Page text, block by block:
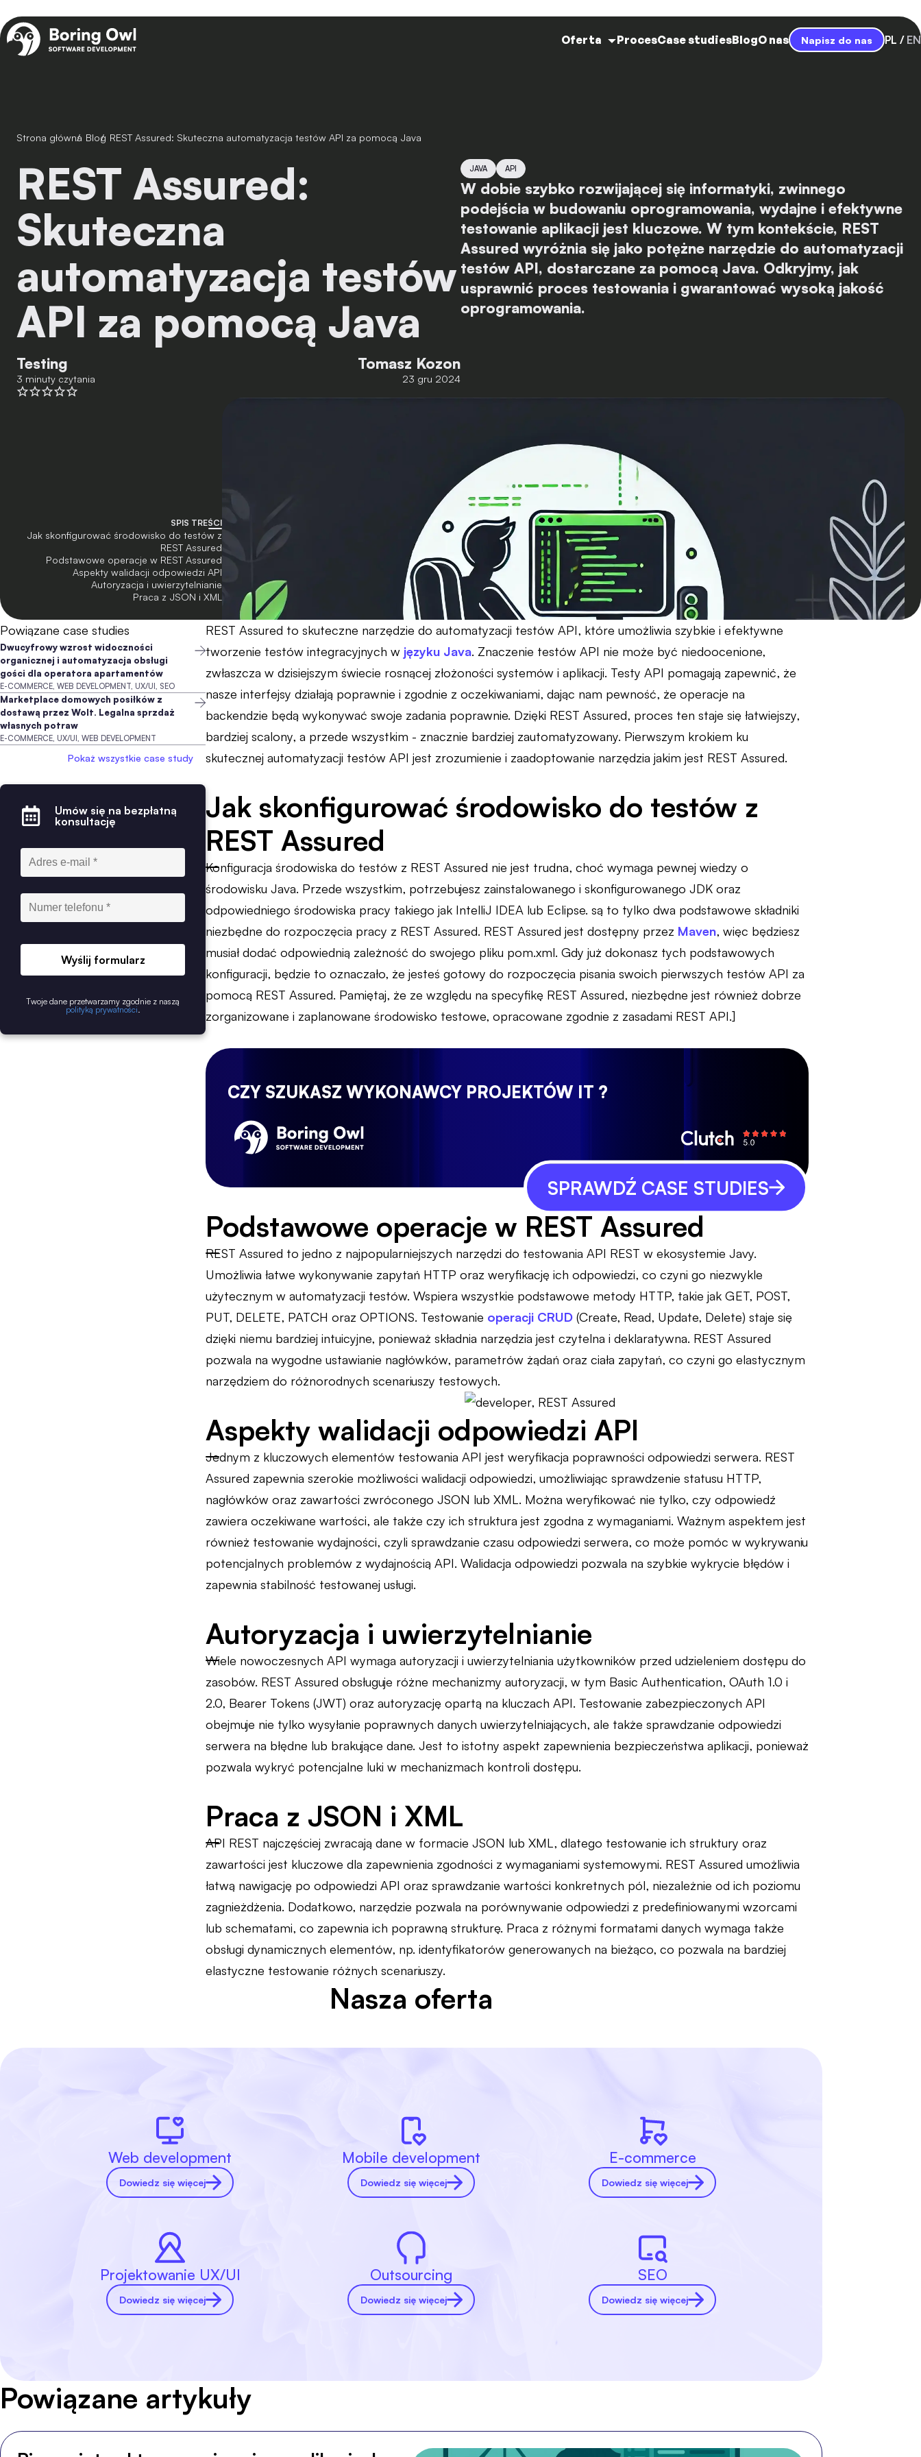
Oferta ProcesCase studiesBlogO nas Napisz do nas PL EN
Strona główna
/ Blog
/ REST Assured: Skuteczna automatyzacja testów API za pomocą Java
REST Assured:
Skuteczna
automatyzacja testów
API za pomocą Java
Testing
3 minuty czytania
Tomasz Kozon
23 gru 2024
JAVA API
W dobie szybko rozwijającej się informatyki, zwinnego
podejścia w budowaniu oprogramowania, wydajne i efektywne
testowanie aplikacji jest kluczowe. W tym kontekście, REST
Assured wyróżnia się jako potężne narzędzie do automatyzacji
testów API, dostarczane za pomocą Java. Odkryjmy, jak
usprawnić proces testowania i gwarantować wysoką jakość
oprogramowania.
SPIS TREŚCI
Jak skonfigurować środowisko do testów z
REST Assured
Podstawowe operacje w REST Assured
Aspekty walidacji odpowiedzi API
Autoryzacja i uwierzytelnianie
Praca z JSON i XML
Powiązane case studies
Dwucyfrowy wzrost widoczności
organicznej i automatyzacja obsługi
gości dla operatora apartamentów
E-COMMERCE, WEB DEVELOPMENT, UX/UI, SEO
Marketplace domowych posiłków z
dostawą przez Wolt. Legalna sprzdaż
własnych potraw
E-COMMERCE, UX/UI, WEB DEVELOPMENT
Pokaż wszystkie case study
Umów się na bezpłatną
konsultację
Wyślij formularz
Twoje dane przetwarzamy zgodnie z naszą
polityką prywatności
REST Assured to skuteczne narzędzie do automatyzacji testów API, które umożliwia szybkie i efektywne
tworzenie testów integracyjnych w języku Java. Znaczenie testów API nie może być niedoocenione,
zwłaszcza w dzisiejszym świecie rosnącej złożoności systemów i aplikacji. Testy API pomagają zapewnić, że
nasze interfejsy działają poprawnie i zgodnie z oczekiwaniami, dając nam pewność, że operacje na
backendzie będą wykonywać swoje zadania poprawnie. Dzięki REST Assured, proces ten staje się łatwiejszy,
bardziej scalony, a przede wszystkim - znacznie bardziej zautomatyzowany. Pierwszym krokiem ku
skutecznej automatyzacji testów API jest zrozumienie i zaadoptowanie narzędzia jakim jest REST Assured.
Jak skonfigurować środowisko do testów z
REST Assured
Konfiguracja środowiska do testów z REST Assured nie jest trudna, choć wymaga pewnej wiedzy o
środowisku Java. Przede wszystkim, potrzebujesz zainstalowanego i skonfigurowanego JDK oraz
odpowiedniego środowiska pracy takiego jak IntelliJ IDEA lub Eclipse. są to tylko dwa podstawowe składniki
niezbędne do rozpoczęcia pracy z REST Assured. REST Assured jest dostępny przez Maven, więc będziesz
musiał dodać odpowiednią zależność do swojego pliku pom.xml. Gdy już dokonasz tych podstawowych
konfiguracji, będzie to oznaczało, że jesteś gotowy do rozpoczęcia pisania swoich pierwszych testów API za
pomocą REST Assured. Pamiętaj, że ze względu na specyfikę REST Assured, niezbędne jest również dobrze
zorganizowane i zaplanowane środowisko testowe, opracowane zgodnie z zasadami REST API.]
CZY SZUKASZ WYKONAWCY PROJEKTÓW IT ?
SPRAWDŹ CASE STUDIES
Podstawowe operacje w REST Assured
REST Assured to jedno z najpopularniejszych narzędzi do testowania API REST w ekosystemie Javy.
Umożliwia łatwe wykonywanie zapytań HTTP oraz weryfikację ich odpowiedzi, co czyni go niezwykle
użytecznym w automatyzacji testów. Wspiera wszystkie podstawowe metody HTTP, takie jak GET, POST,
PUT, DELETE, PATCH oraz OPTIONS. Testowanie operacji CRUD (Create, Read, Update, Delete) staje się
dzięki niemu bardziej intuicyjne, ponieważ składnia narzędzia jest czytelna i deklaratywna. REST Assured
pozwala na wygodne ustawianie nagłówków, parametrów żądań oraz ciała zapytań, co czyni go elastycznym
narzędziem do różnorodnych scenariuszy testowych.
Aspekty walidacji odpowiedzi API
Jednym z kluczowych elementów testowania API jest weryfikacja poprawności odpowiedzi serwera. REST
Assured zapewnia szerokie możliwości walidacji odpowiedzi, umożliwiając sprawdzenie statusu HTTP,
nagłówków oraz zawartości zwróconego JSON lub XML. Można weryfikować nie tylko, czy odpowiedź
zawiera oczekiwane wartości, ale także czy ich struktura jest zgodna z wymaganiami. Ważnym aspektem jest
również testowanie wydajności, czyli sprawdzanie czasu odpowiedzi serwera, co może pomóc w wykrywaniu
potencjalnych problemów z wydajnością API. Walidacja odpowiedzi pozwala na szybkie wykrycie błędów i
zapewnia stabilność testowanej usługi.
Autoryzacja i uwierzytelnianie
Wiele nowoczesnych API wymaga autoryzacji i uwierzytelniania użytkowników przed udzieleniem dostępu do
zasobów. REST Assured obsługuje różne mechanizmy autoryzacji, w tym Basic Authentication, OAuth 1.0 i
2.0, Bearer Tokens (JWT) oraz autoryzację opartą na kluczach API. Testowanie zabezpieczonych API
obejmuje nie tylko wysyłanie poprawnych danych uwierzytelniających, ale także sprawdzanie odpowiedzi
serwera na błędne lub brakujące dane. Jest to istotny aspekt zapewnienia bezpieczeństwa aplikacji, ponieważ
pozwala wykryć potencjalne luki w mechanizmach kontroli dostępu.
Praca z JSON i XML
API REST najczęściej zwracają dane w formacie JSON lub XML, dlatego testowanie ich struktury oraz
zawartości jest kluczowe dla zapewnienia zgodności z wymaganiami systemowymi. REST Assured umożliwia
łatwą nawigację po odpowiedzi API oraz sprawdzanie wartości konkretnych pól, niezależnie od ich poziomu
zagnieżdżenia. Dodatkowo, narzędzie pozwala na porównywanie odpowiedzi z predefiniowanymi wzorcami
lub schematami, co zapewnia ich poprawną strukturę. Praca z różnymi formatami danych wymaga także
obsługi dynamicznych elementów, np. identyfikatorów generowanych na bieżąco, co pozwala na bardziej
elastyczne testowanie różnych scenariuszy.
Nasza oferta
Web development
Dowiedz się więcej
Mobile development
Dowiedz się więcej
E-commerce
Dowiedz się więcej
Projektowanie UX/UI
Dowiedz się więcej
Outsourcing
Dowiedz się więcej
SEO
Dowiedz się więcej
Powiązane artykuły